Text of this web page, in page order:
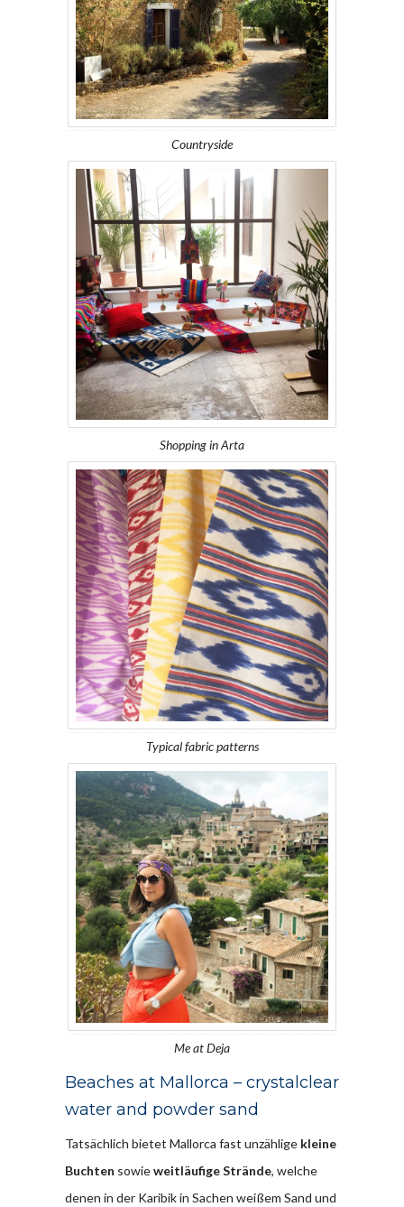
Countryside
Shopping in Arta
Typical fabric patterns
Me at Deja
Beaches at Mallorca – crystalclear
water and powder sand
Tatsächlich bietet Mallorca fast unzählige kleine
Buchten sowieweitläufige Strände, welche
denen in der Karibik in Sachen weißem Sand und